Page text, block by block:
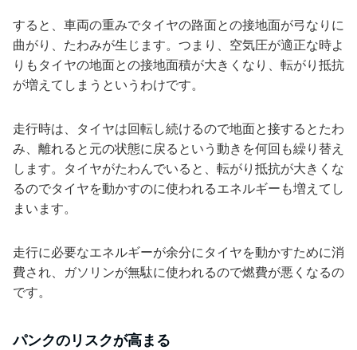
すると、車両の重みでタイヤの路面との接地面が弓なりに
曲がり、たわみが生じます。つまり、空気圧が適正な時よ
りもタイヤの地面との接地面積が大きくなり、転がり抵抗
が増えてしまうというわけです。
走行時は、タイヤは回転し続けるので地面と接するとたわ
み、離れると元の状態に戻るという動きを何回も繰り替え
します。タイヤがたわんでいると、転がり抵抗が大きくな
るのでタイヤを動かすのに使われるエネルギーも増えてし
まいます。
走行に必要なエネルギーが余分にタイヤを動かすために消
費され、ガソリンが無駄に使われるので燃費が悪くなるの
です。
パンクのリスクが高まる